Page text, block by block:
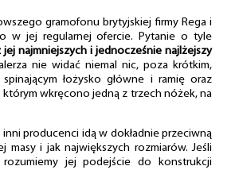
gramofonu brytyjskiej firmy Rega i
w jej regularnej ofercie. Pytanie o tyle
jej najmniejszych i jednocześnie najlżejszy
nie widać niemal nic, poza krótkim,
spinającym łożysko główne i ramię oraz
wkręcono jedną z trzech nóżek, na
producenci idą w dokładnie przeciwną
masy i jak największych rozmiarów. Jeśli
jej podejście do konstrukcji